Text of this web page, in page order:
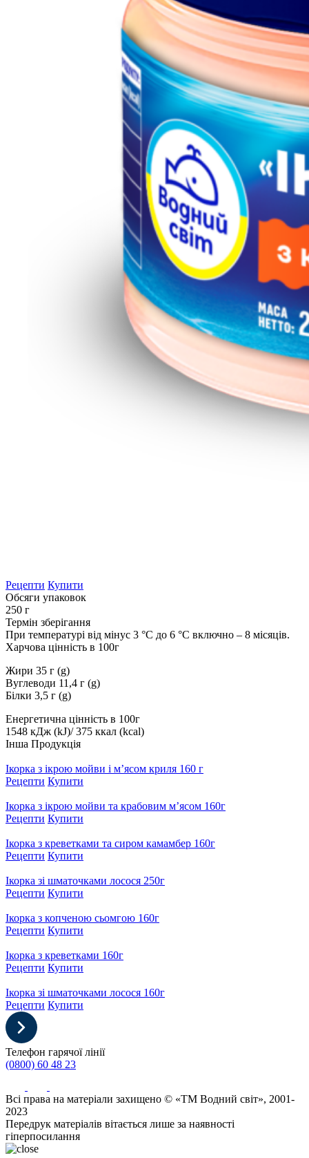
Рецепти Купити
Обсяги упаковок
250 г
Термін зберігання
При температурі від мінус 3 °С до 6 °С включно – 8 місяців.
Харчова цінність в 100г
Жири 35 г (g)
Вуглеводи 11,4 г (g)
Білки 3,5 г (g)
Енергетична цінність в 100г
1548 кДж (kJ)/ 375 ккал (kcal)
Інша Продукція
Ікорка з ікрою мойви і м’ясом криля 160 г
Рецепти Купити
Ікорка з ікрою мойви та крабовим м’ясом 160г
Рецепти Купити
Ікорка з креветками та сиром камамбер 160г
Рецепти Купити
Ікорка зі шматочками лосося 250г
Рецепти Купити
Ікорка з копченою сьомгою 160г
Рецепти Купити
Ікорка з креветками 160г
Рецепти Купити
Ікорка зі шматочками лосося 160г
Рецепти Купити
Телефон гарячої лінії
(0800) 60 48 23
Всі права на матеріали захищено © «ТМ Водний світ», 2001-
2023
Передрук матеріалів вітається лише за наявності
гіперпосилання